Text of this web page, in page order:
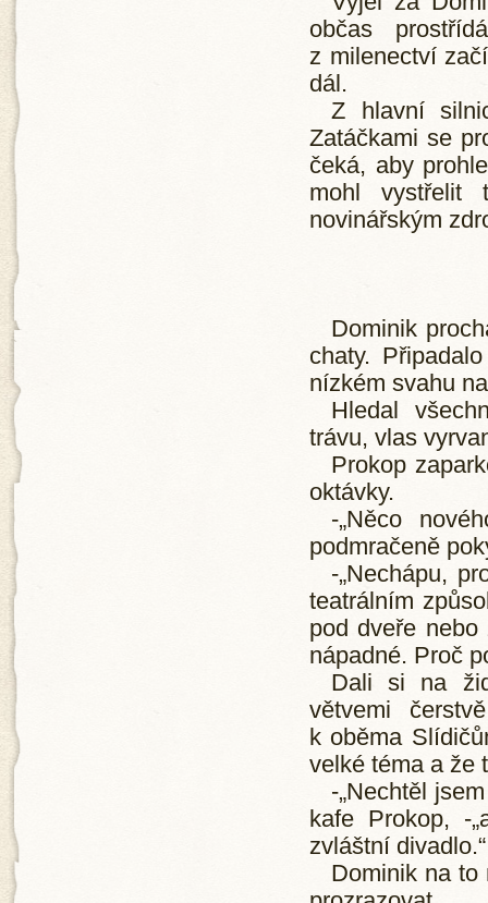
občas
z milenectví
dál.
Z hlavní
Zatáčkami se
čeká, aby
mohl vystřelit
novinářským
Dominik
chaty.
nízkém svahu
Hledal
trávu, vlas
Prokop
oktávky.
-„Něco
podmračeně
-„Nechápu,
teatrálním
pod dveře
nápadné. Proč
Dali si na
větvemi
k oběma
velké téma a že
-„Nechtěl
kafe Prokop, -
zvláštní divadlo.“
Dominik na to